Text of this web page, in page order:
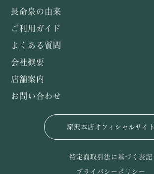
長命泉の由来
ご利用ガイド
よくある質問
会社概要
店舗案内
お問い合わせ
滝沢本店オフィシャルサイト
特定商取引法に基づく表記
プライバシーポリシー